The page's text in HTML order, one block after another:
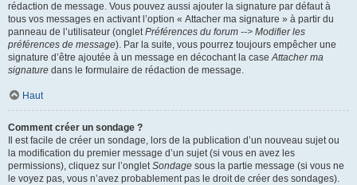
rédaction de message. Vous pouvez aussi ajouter la signature par défaut à
tous vos messages en activant l’option « Attacher ma signature » à partir du
panneau de l’utilisateur (ongletPréférences du forum --> Modifier les
préférences de message). Par la suite, vous pourrez toujours empêcher une
signature d’être ajoutée à un message en décochant la caseAttacher ma
signature dans le formulaire de rédaction de message.
Haut
Comment créer un sondage ?
Il est facile de créer un sondage, lors de la publication d’un nouveau sujet ou
la modification du premier message d’un sujet (si vous en avez les
permissions), cliquez sur l’ongletSondage sous la partie message (si vous ne
le voyez pas, vous n’avez probablement pas le droit de créer des sondages).